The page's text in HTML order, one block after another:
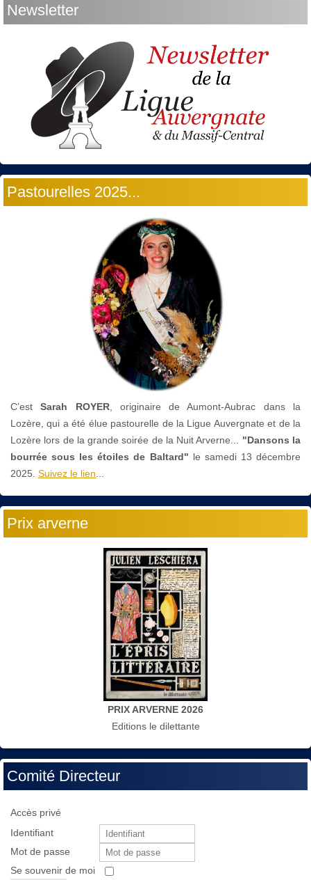
Newsletter
Pastourelles 2025...
C’estSarah ROYER, originaire de Aumont-Aubrac dans la
Lozère, qui a été élue pastourelle de la Ligue Auvergnate et de la
Lozère lors de la grande soirée de la Nuit Arverne... "Dansons la
bourrée sous les étoiles de Baltard" le samedi 13 décembre
2025. Suivez le lien...
Prix arverne
PRIX ARVERNE 2026
Editions le dilettante
Comité Directeur
Accès privé
Identifiant
Mot de passe
Se souvenir de moi